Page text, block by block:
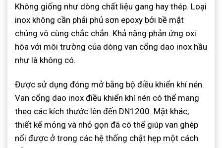
Không giống như dòng chất liệu gang hay thép. Loại
inox không cần phải phủ sơn epoxy bởi bề mặt
chúng vô cùng chắc chắn. Khả năng phản ứng oxi
hóa với môi trường của dòng van cổng dao inox hầu
như là không có.
Được sử dụng đóng mở bằng bộ điều khiển khí nén.
Van cổng dao inox điều khiển khí nén có thể mang
theo các kích thước lên đến DN1200. Mặt khác,
thiết kế mỏng và nhỏ gọn đã có thể giúp van ghép
nối được ở trong các hệ thống chật hẹp một cách